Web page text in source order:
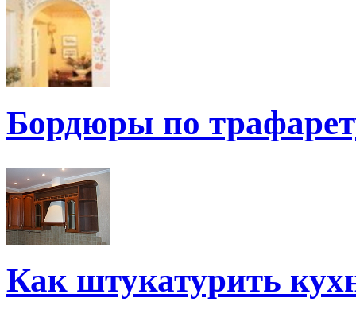
Бордюры по
Как штукатурить